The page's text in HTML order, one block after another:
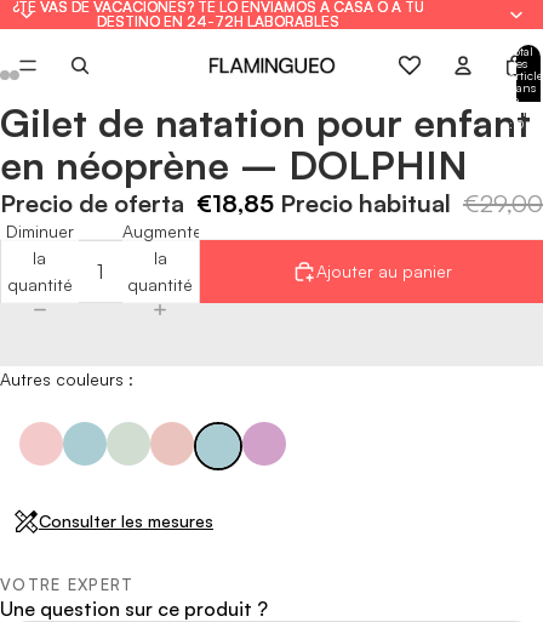
¿TE VAS DE VACACIONES? TE LO ENVIAMOS A CASA O A TU
DESTINO EN 24-72H LABORABLES
¿TE VAS DE VACACIONES? TE LO ENVIAMOS A CASA O A TU
DESTINO EN 24-72H LABORABLES
Total
des
dans
le
: 0
Ouvrir
l'image
en
plein
écran
Ouvrir
l'image
en
plein
écran
Ouvrir
l'image
en
plein
écran
Ouvrir
l'image
en
plein
écran
Ouvrir
l'image
en
plein
écran
Ouvrir
l'image
en
plein
écran
Ouvrir
l'image
en
plein
écran
Ouvrir
l'image
en
plein
écran
Gilet de natation pour enfant
en néoprène – DOLPHIN
Precio de oferta €18,85 Precio habitual €29,00
Diminuer
la
quantité
Augmenter
la
quantité
Ajouter au panier
Autres couleurs :
Consulter les mesures
VOTRE EXPERT
Une question sur ce produit ?